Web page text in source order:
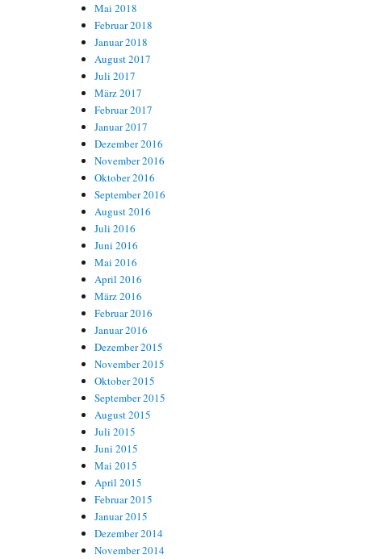
Mai 2018
Februar 2018
Januar 2018
August 2017
Juli 2017
März 2017
Februar 2017
Januar 2017
Dezember 2016
November 2016
Oktober 2016
September 2016
August 2016
Juli 2016
Juni 2016
Mai 2016
April 2016
März 2016
Februar 2016
Januar 2016
Dezember 2015
November 2015
Oktober 2015
September 2015
August 2015
Juli 2015
Juni 2015
Mai 2015
April 2015
Februar 2015
Januar 2015
Dezember 2014
November 2014